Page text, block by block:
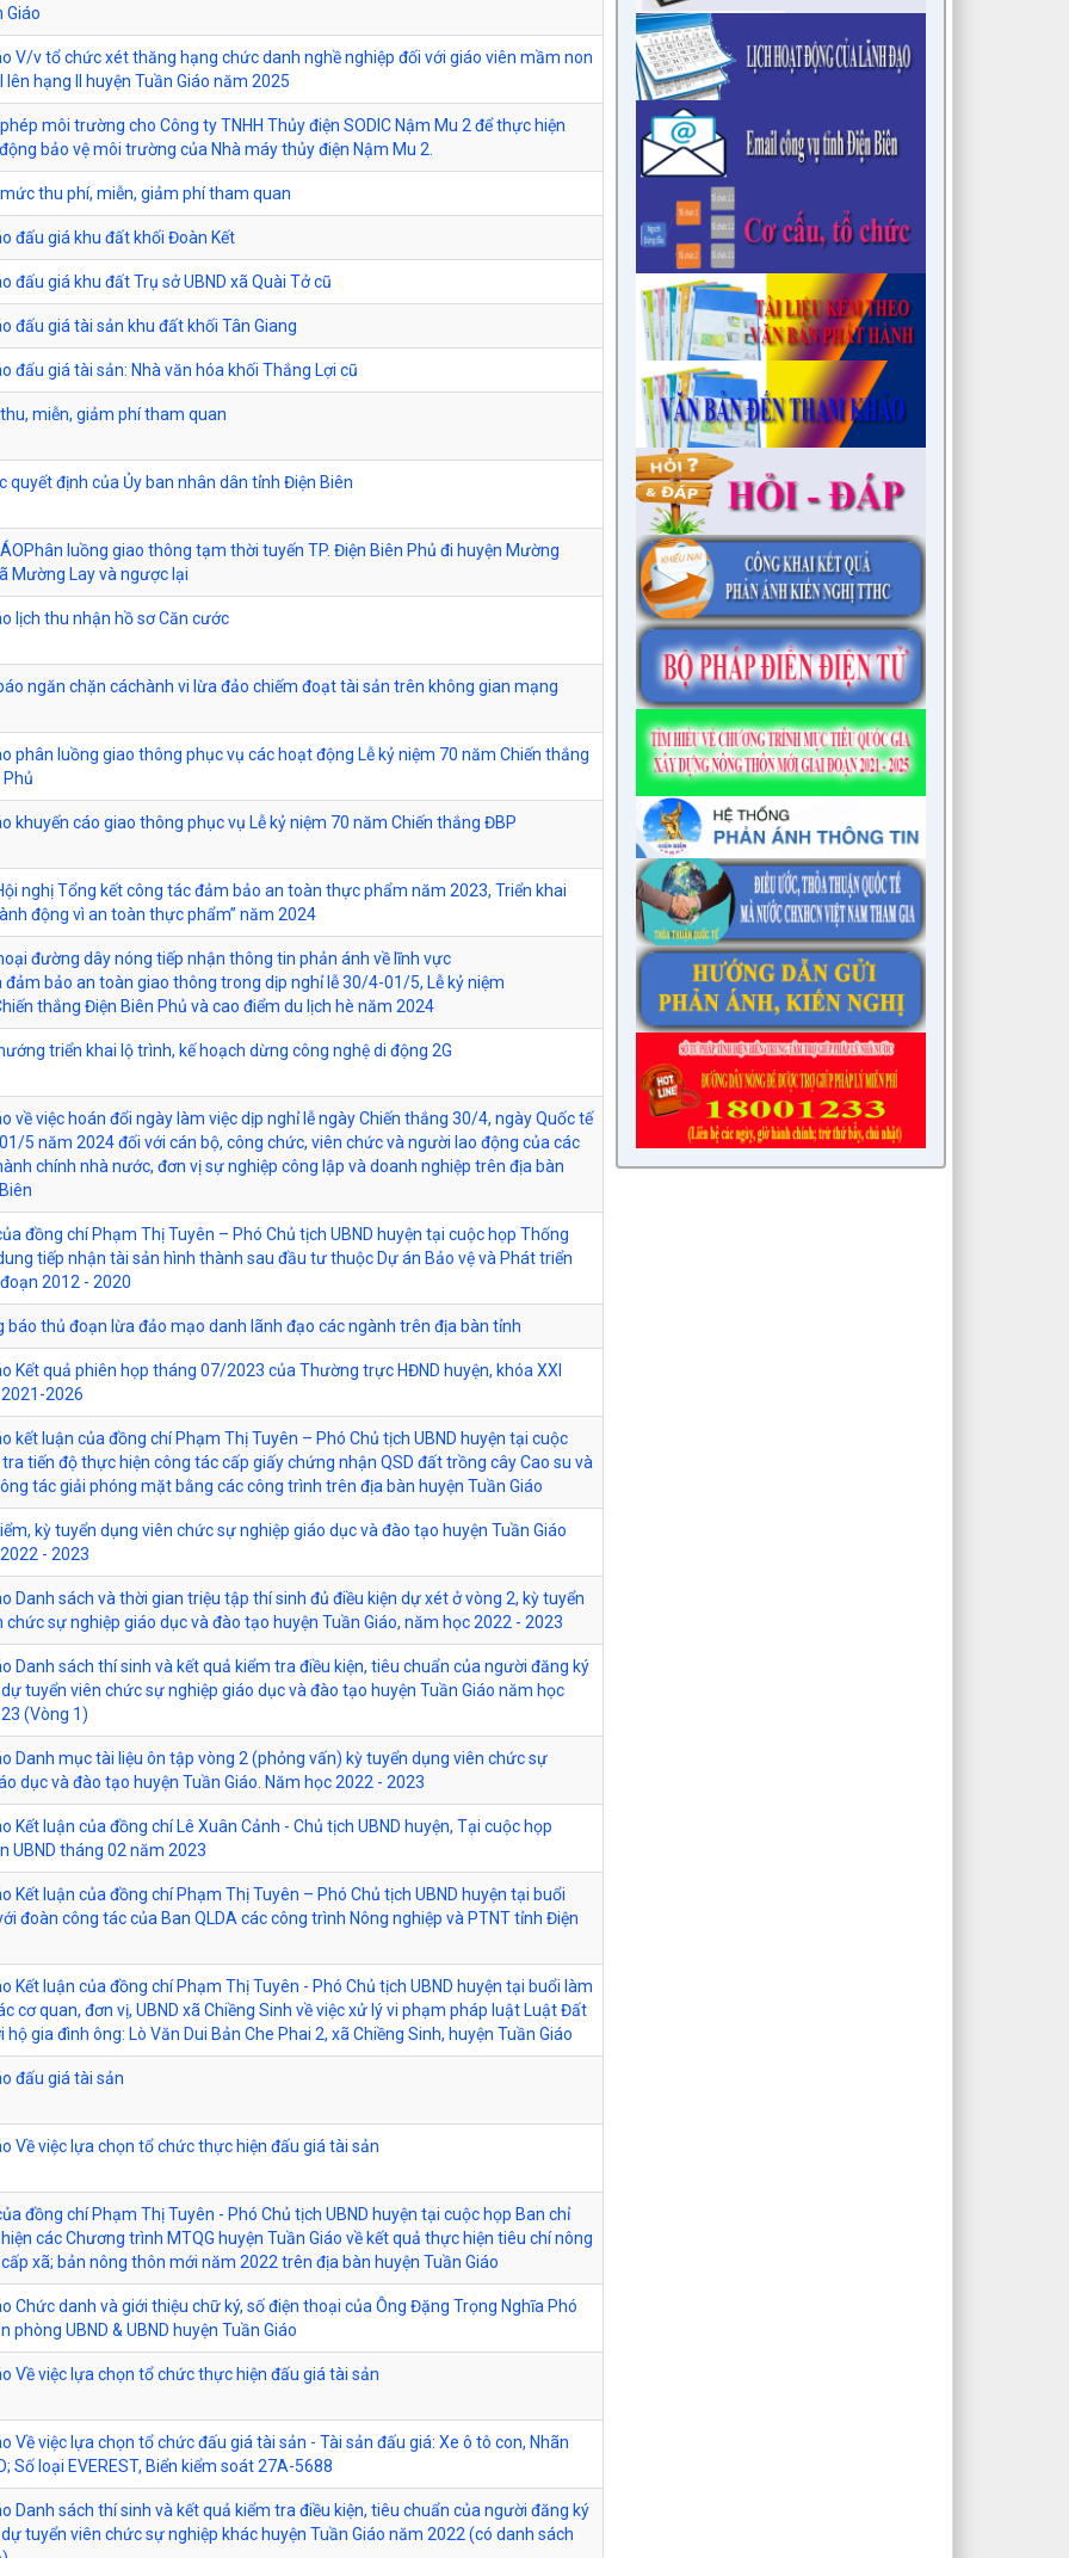
Giáo
V/v tổ chức xét thăng hạng chức danh nghề nghiệp đối với giáo viên mầm non
lên hạng II huyện Tuần Giáo năm 2025
môi trường cho Công ty TNHH Thủy điện SODIC Nậm Mu 2 để thực hiện
bảo vệ môi trường của Nhà máy thủy điện Nậm Mu 2.
thu phí, miễn, giảm phí tham quan
đấu giá khu đất khối Đoàn Kết
đấu giá khu đất Trụ sở UBND xã Quài Tở cũ
đấu giá tài sản khu đất khối Tân Giang
đấu giá tài sản: Nhà văn hóa khối Thắng Lợi cũ
miễn, giảm phí tham quan
quyết định của Ủy ban nhân dân tỉnh Điện Biên
luồng giao thông tạm thời tuyến TP. Điện Biên Phủ đi huyện Mường
Mường Lay và ngược lại
lịch thu nhận hồ sơ Căn cước
ngăn chặn cáchành vi lừa đảo chiếm đoạt tài sản trên không gian mạng
phân luồng giao thông phục vụ các hoạt động Lễ kỷ niệm 70 năm Chiến thắng
khuyến cáo giao thông phục vụ Lễ kỷ niệm 70 năm Chiến thắng ĐBP
nghị Tổng kết công tác đảm bảo an toàn thực phẩm năm 2023, Triển khai
động vì an toàn thực phẩm” năm 2024
đường dây nóng tiếp nhận thông tin phản ánh về lĩnh vực
đảm bảo an toàn giao thông trong dịp nghỉ lễ 30/4-01/5, Lễ kỷ niệm
thắng Điện Biên Phủ và cao điểm du lịch hè năm 2024
triển khai lộ trình, kế hoạch dừng công nghệ di động 2G
về việc hoán đổi ngày làm việc dịp nghỉ lễ ngày Chiến thắng 30/4, ngày Quốc tế
5 năm 2024 đối với cán bộ, công chức, viên chức và người lao động của các
chính nhà nước, đơn vị sự nghiệp công lập và doanh nghiệp trên địa bàn
đồng chí Phạm Thị Tuyên – Phó Chủ tịch UBND huyện tại cuộc họp Thống
tiếp nhận tài sản hình thành sau đầu tư thuộc Dự án Bảo vệ và Phát triển
2012 - 2020
báo thủ đoạn lừa đảo mạo danh lãnh đạo các ngành trên địa bàn tỉnh
Kết quả phiên họp tháng 07/2023 của Thường trực HĐND huyện, khóa XXI
2026
kết luận của đồng chí Phạm Thị Tuyên – Phó Chủ tịch UBND huyện tại cuộc
tiến độ thực hiện công tác cấp giấy chứng nhận QSD đất trồng cây Cao su và
tác giải phóng mặt bằng các công trình trên địa bàn huyện Tuần Giáo
kỳ tuyển dụng viên chức sự nghiệp giáo dục và đào tạo huyện Tuần Giáo
- 2023
Danh sách và thời gian triệu tập thí sinh đủ điều kiện dự xét ở vòng 2, kỳ tuyển
chức sự nghiệp giáo dục và đào tạo huyện Tuần Giáo, năm học 2022 - 2023
Danh sách thí sinh và kết quả kiểm tra điều kiện, tiêu chuẩn của người đăng ký
tuyển viên chức sự nghiệp giáo dục và đào tạo huyện Tuần Giáo năm học
(Vòng 1)
Danh mục tài liệu ôn tập vòng 2 (phỏng vấn) kỳ tuyển dụng viên chức sự
dục và đào tạo huyện Tuần Giáo. Năm học 2022 - 2023
Kết luận của đồng chí Lê Xuân Cảnh - Chủ tịch UBND huyện, Tại cuộc họp
UBND tháng 02 năm 2023
Kết luận của đồng chí Phạm Thị Tuyên – Phó Chủ tịch UBND huyện tại buổi
đoàn công tác của Ban QLDA các công trình Nông nghiệp và PTNT tỉnh Điện
Kết luận của đồng chí Phạm Thị Tuyên - Phó Chủ tịch UBND huyện tại buổi làm
cơ quan, đơn vị, UBND xã Chiềng Sinh về việc xử lý vi phạm pháp luật Luật Đất
hộ gia đình ông: Lò Văn Dui Bản Che Phai 2, xã Chiềng Sinh, huyện Tuần Giáo
đấu giá tài sản
Về việc lựa chọn tổ chức thực hiện đấu giá tài sản
đồng chí Phạm Thị Tuyên - Phó Chủ tịch UBND huyện tại cuộc họp Ban chỉ
các Chương trình MTQG huyện Tuần Giáo về kết quả thực hiện tiêu chí nông
xã; bản nông thôn mới năm 2022 trên địa bàn huyện Tuần Giáo
Chức danh và giới thiệu chữ ký, số điện thoại của Ông Đặng Trọng Nghĩa Phó
phòng UBND & UBND huyện Tuần Giáo
Về việc lựa chọn tổ chức thực hiện đấu giá tài sản
Về việc lựa chọn tổ chức đấu giá tài sản - Tài sản đấu giá: Xe ô tô con, Nhãn
Số loại EVEREST, Biển kiểm soát 27A-5688
Danh sách thí sinh và kết quả kiểm tra điều kiện, tiêu chuẩn của người đăng ký
tuyển viên chức sự nghiệp khác huyện Tuần Giáo năm 2022 (có danh sách